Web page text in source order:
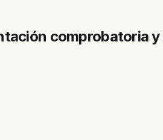
comprobatoria